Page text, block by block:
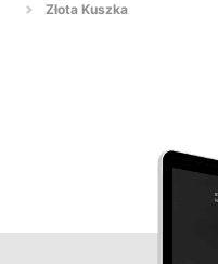
Złota Kuszka